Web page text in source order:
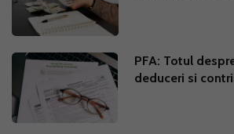
PFA: Totul
deduceri si